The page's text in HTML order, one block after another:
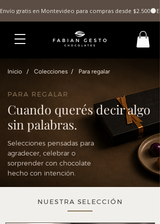
Envío gratis en Montevideo para compras desde $2.500
Inicio / Colecciones / Para regalar
PARA REGALAR
Cuando querés decir algo
sin palabras.
Selecciones pensadas para
agradecer, celebrar o
sorprender con chocolate
hecho con intención.
NUESTRA SELECCIÓN